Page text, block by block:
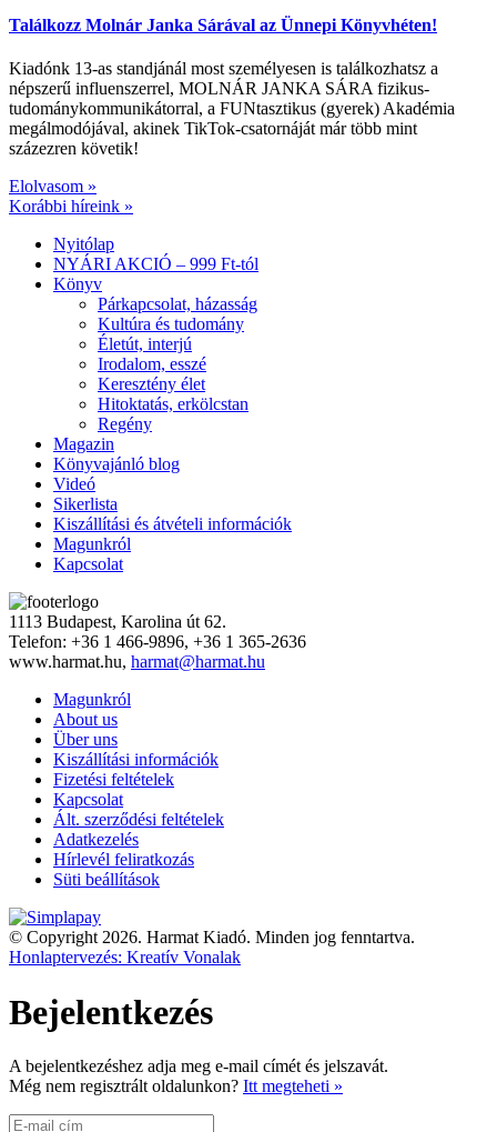
Találkozz Molnár Janka Sárával az Ünnepi Könyvhéten!
Kiadónk 13-as standjánál most személyesen is találkozhatsz a
népszerű influenszerrel, MOLNÁR JANKA SÁRA fizikus-
tudománykommunikátorral, a FUNtasztikus (gyerek) Akadémia
megálmodójával, akinek TikTok-csatornáját már több mint
százezren követik!
Elolvasom »
Korábbi híreink »
Nyitólap
NYÁRI AKCIÓ – 999 Ft-tól
Könyv
Párkapcsolat, házasság
Kultúra és tudomány
Életút, interjú
Irodalom, esszé
Keresztény élet
Hitoktatás, erkölcstan
Regény
Magazin
Könyvajánló blog
Videó
Sikerlista
Kiszállítási és átvételi információk
Magunkról
Kapcsolat
1113 Budapest, Karolina út 62.
Telefon: +36 1 466-9896, +36 1 365-2636
www.harmat.hu, harmat@harmat.hu
Magunkról
About us
Über uns
Kiszállítási információk
Fizetési feltételek
Kapcsolat
Ált. szerződési feltételek
Adatkezelés
Hírlevél feliratkozás
Süti beállítások
© Copyright 2026. Harmat Kiadó. Minden jog fenntartva.
Honlaptervezés: Kreatív Vonalak
Bejelentkezés
A bejelentkezéshez adja meg e-mail címét és jelszavát.
Még nem regisztrált oldalunkon? Itt megteheti »